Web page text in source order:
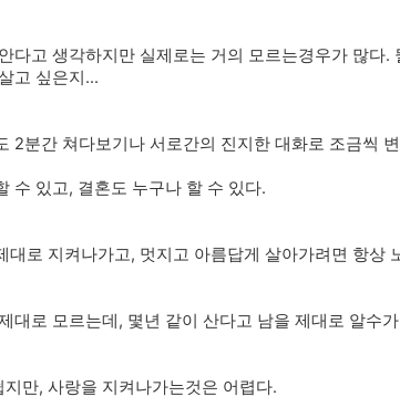
다고 생각하지만 실제로는 거의 모르는경우가 많다.
고 싶은지...
2분간 쳐다보기나 서로간의 진지한 대화로 조금씩
수 있고, 결혼도 누구나 할 수 있다.
대로 지켜나가고, 멋지고 아름답게 살아가려면 항상
대로 모르는데, 몇년 같이 산다고 남을 제대로 알수
만, 사랑을 지켜나가는것은 어렵다.